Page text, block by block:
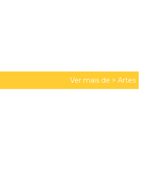
Ver mais de > Artes